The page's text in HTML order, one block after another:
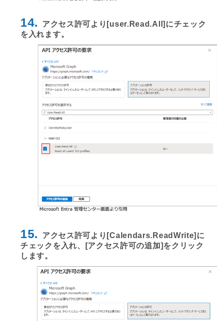
14.
アクセス許可より[user.Read.All]にチェック
を入れます。
15.
アクセス許可より[Calendars.ReadWrite]に
チェックを入れ、[アクセス許可の追加]をクリック
します。